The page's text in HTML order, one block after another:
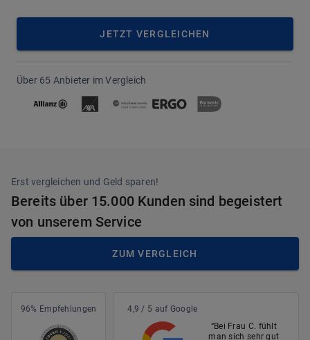
JETZT VERGLEICHEN
Über 65 Anbieter im Vergleich
Erst vergleichen und Geld sparen!
Bereits über 15.000 Kunden sind begeistert
von unserem Service
ZUM VERGLEICH
96% Empfehlungen
4,9 / 5 auf Google
“Bei Frau C. fühlt
man sich sehr gut